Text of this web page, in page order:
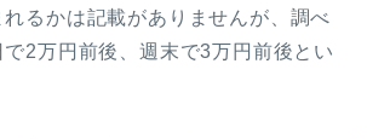
るかは記載がありませんが、調べ
2万円前後、週末で3万円前後とい